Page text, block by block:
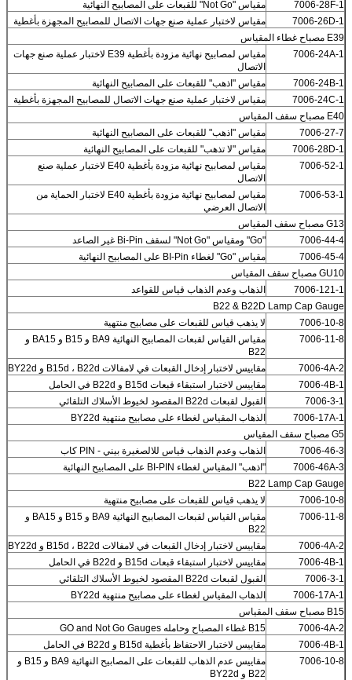
7006-28F-1
مقياس "Not Go" للقبعات على المصابيح النهائية
7006-26D-1
مقياس لاختبار عملية صنع جهات الاتصال للمصابيح المجهزة بأغطية
E39 مصباح غطاء المقياس
7006-24A-1
مقياس لمصابيح نهائية مزودة بأغطية E39 لاختبار عملية صنع جهات
الاتصال
7006-24B-1
مقياس "اذهب" للقبعات على المصابيح النهائية
7006-24C-1
مقياس لاختبار عملية صنع جهات الاتصال للمصابيح المجهزة بأغطية
E40 مصباح سقف المقياس
7006-27-7
مقياس "اذهب" للقبعات على المصابيح النهائية
7006-28D-1
مقياس "لا تذهب" للقبعات على المصابيح النهائية
7006-52-1
مقياس لمصابيح نهائية مزودة بأغطية E40 لاختبار عملية صنع
الاتصال
7006-53-1
مقياس لمصابيح نهائية مزودة بأغطية E40 لاختبار الحماية من
الاتصال العرضي
G13 مصباح سقف المقياس
7006-44-4
"Go" ومقياس "Not Go" لسقف Bi-Pin غير الصاعد
7006-45-4
مقياس "Go" لغطاء BI-Pin على المصابيح النهائية
GU10 مصباح سقف المقياس
7006-121-1
الذهاب وعدم الذهاب قياس للقواعد
B22 & B22D Lamp Cap Gauge
7006-10-8
لا يذهب قياس للقبعات على مصابيح منتهية
7006-11-8
مقياس القياس لقبعات المصابيح النهائية BA9 و B15 و BA15 و
B22
7006-4A-2
مقاييس لاختبار إدخال القبعات في لامفالات B15d ، B22d و BY22d
7006-4B-1
مقاييس لاختبار استبقاء قبعات B15d و B22d في الحامل
7006-3-1
القبول لقبعات B22d المقصود لخيوط الأسلاك التلقائي
7006-17A-1
الذهاب المقياس لغطاء على مصابيح منتهية BY22d
G5 مصباح سقف المقياس
7006-46-3
الذهاب وعدم الذهاب قياس للالصغيرة بيني - PIN كاب
7006-46A-3
"اذهب" المقياس لغطاء BI-PIN على المصابيح النهائية
B22 Lamp Cap Gauge
7006-10-8
لا يذهب قياس للقبعات على مصابيح منتهية
7006-11-8
مقياس القياس لقبعات المصابيح النهائية BA9 و B15 و BA15 و
B22
7006-4A-2
مقاييس لاختبار إدخال القبعات في لامفالات B15d ، B22d و BY22d
7006-4B-1
مقاييس لاختبار استبقاء قبعات B15d و B22d في الحامل
7006-3-1
القبول لقبعات B22d المقصود لخيوط الأسلاك التلقائي
7006-17A-1
الذهاب المقياس لغطاء على مصابيح منتهية BY22d
B15 مصباح سقف المقياس
7006-4A-2
B15 غطاء المصباح وحامله GO and Not Go Gauges
7006-4B-1
مقاييس لاختبار الاحتفاظ بأغطية B15d و B22d في الحامل
7006-10-8
مقاييس عدم الذهاب للقبعات على المصابيح النهائية BA9 و B15 و
B22 و BY22d